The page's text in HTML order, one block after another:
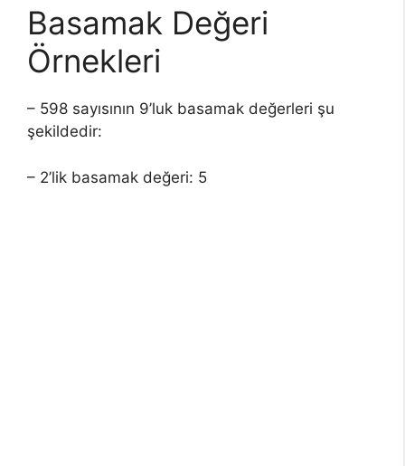
Basamak Değeri
Örnekleri
– 598 sayısının 9’luk basamak değerleri şu
şekildedir:
– 2’lik basamak değeri: 5